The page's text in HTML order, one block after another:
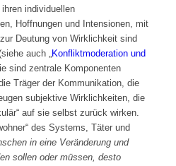
individuellen
Hoffnungen und Intensionen, mit
Deutung von Wirklichkeit sind
auch „Konfliktmoderation und
sind zentrale Komponenten
Träger der Kommunikation, die
subjektive Wirklichkeiten, die
auf sie selbst zurück wirken.
des Systems, Täter und
in eine Veränderung und
sollen oder müssen, desto